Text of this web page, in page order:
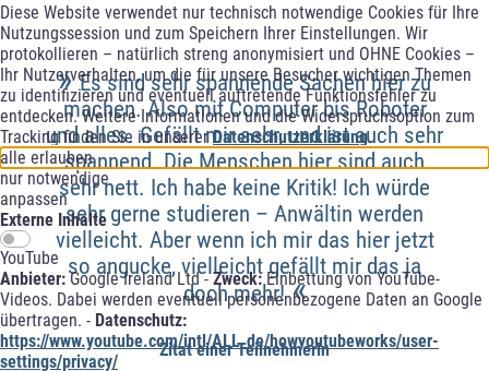
Diese Website verwendet nur technisch notwendige Cookies für Ihre
Nutzungssession und zum Speichern Ihrer Einstellungen. Wir
protokollieren – natürlich streng anonymisiert und OHNE Cookies –
Ihr Nutzerverhalten, um die für unsere Besucher wichtigen Themen
zu identifizieren und eventuell auftretende Funktionsfehler zu
entdecken. Weitere Informationen und die Widerspruchsoption zum
Tracking finden Sie in unsererDatenschutzerklärung.
alle erlauben
nur notwendige
anpassen
Externe Inhalte
YouTube
Anbieter:Google Ireland Ltd -Zweck:Einbettung von YouTube-
Videos. Dabei werden eventuell personenbezogene Daten an Google
übertragen. - Datenschutz:
https://www.youtube.com/intl/ALL_de/howyoutubeworks/user-
settings/privacy/
»Es sind sehr spannende Sachen hier zu
machen. Also mit Computer bis Roboter
und alles. Gefällt mir sehr, und ist auch sehr
spannend. Die Menschen hier sind auch
sehr nett. Ich habe keine Kritik! Ich würde
sehr gerne studieren – Anwältin werden
vielleicht. Aber wenn ich mir das hier jetzt
so angucke, vielleicht gefällt mir das ja
doch mehr!«
Zitat einer Teilnehmerin